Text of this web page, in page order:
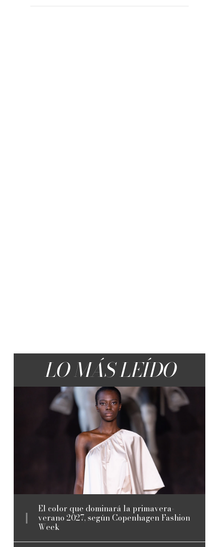
LO MÁS LEÍDO
El color que dominará la primavera-
verano 2027, según Copenhagen Fashion
Week